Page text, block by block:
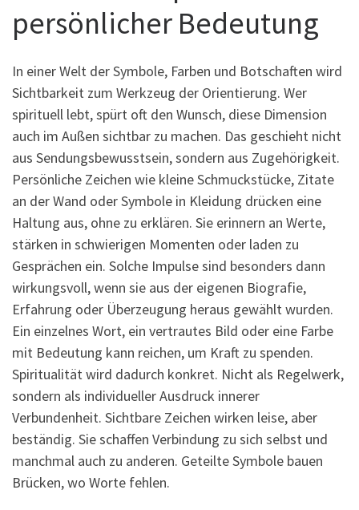
persönlicher Bedeutung
In einer Welt der Symbole, Farben und Botschaften wird
Sichtbarkeit zum Werkzeug der Orientierung. Wer
spirituell lebt, spürt oft den Wunsch, diese Dimension
auch im Außen sichtbar zu machen. Das geschieht nicht
aus Sendungsbewusstsein, sondern aus Zugehörigkeit.
Persönliche Zeichen wie kleine Schmuckstücke, Zitate
an der Wand oder Symbole in Kleidung drücken eine
Haltung aus, ohne zu erklären. Sie erinnern an Werte,
stärken in schwierigen Momenten oder laden zu
Gesprächen ein. Solche Impulse sind besonders dann
wirkungsvoll, wenn sie aus der eigenen Biografie,
Erfahrung oder Überzeugung heraus gewählt wurden.
Ein einzelnes Wort, ein vertrautes Bild oder eine Farbe
mit Bedeutung kann reichen, um Kraft zu spenden.
Spiritualität wird dadurch konkret. Nicht als Regelwerk,
sondern als individueller Ausdruck innerer
Verbundenheit. Sichtbare Zeichen wirken leise, aber
beständig. Sie schaffen Verbindung zu sich selbst und
manchmal auch zu anderen. Geteilte Symbole bauen
Brücken, wo Worte fehlen.